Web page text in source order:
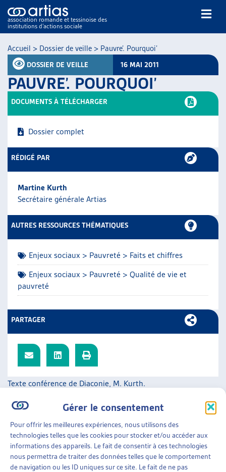
Gérer le consentement
Pour offrir les meilleures expériences, nous utilisons des
technologies telles que les cookies pour stocker et/ou accéder aux
informations des appareils. Le fait de consentir à ces technologies
nous permettra de traiter des données telles que le comportement
de navigation ou les ID uniques sur ce site. Le fait de ne pas
association romande et tessinoise des
institutions d’actions sociale
NOS PUBLICATIONS
ARTICLES
THÉMATIQUES
GUIDE SOCIAL ROMAND
PROJETS ET ACTIVITÉS
JOURNÉES D’AUTOMNE
Accueil > Dossier de veille > Pauvre’. Pourquoi’
DOSSIER DE VEILLE 16 MAI 2011
PAUVRE’. POURQUOI’
Texte conférence de Diaconie, M. Kurth.
DOSSIER DU MOIS
LA PAUVRETÉ EN HÉRITAGE : UNE FATALITÉ ?
DONNER UNE PLACE AUX ENFANTS À L’AIDE
SOCIALE
DOCUMENTS À TÉLÉCHARGER
Dossier complet
RÉDIGÉ PAR
Martine Kurth
Secrétaire générale Artias
AUTRES RESSOURCES THÉMATIQUES
Enjeux sociaux > Pauvreté > Faits et chiffres
Enjeux sociaux > Pauvreté > Qualité de vie et
pauvreté
PARTAGER